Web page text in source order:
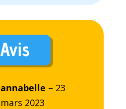
Avis
annabelle – 23
mars 2023